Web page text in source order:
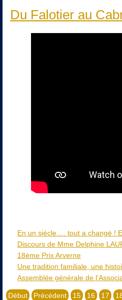
Du Falotier au
En un siècle…. tout a changé !
Discours de Mme Delphine
18ème Prix Arverne
Une tradition familiale, une
Assemblée générale de
Début Précédent 15 16 17